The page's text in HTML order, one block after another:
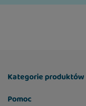
Kategorie produktów
Pomoc